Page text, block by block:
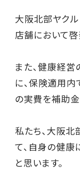
大阪北部ヤクル
店舗において
また、健康経
に、保険適用
の実費を補助
私たち、大阪北
て、自身の健
と思います。